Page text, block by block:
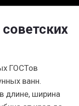
ГОСТов
ванн.
длине, ширина